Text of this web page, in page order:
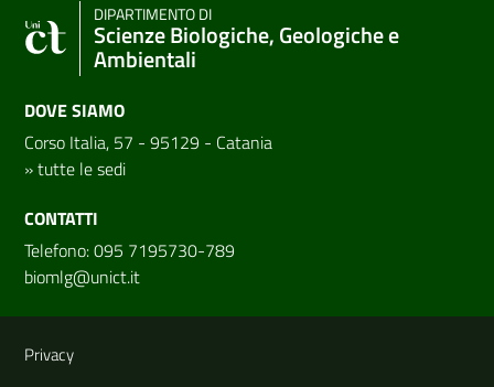
DIPARTIMENTO DI
Scienze Biologiche, Geologiche e
Ambientali
DOVE SIAMO
Corso Italia, 57 - 95129 - Catania
»tutte le sedi
CONTATTI
Telefono: 095 7195730-789
biomlg@unict.it
Link e informazioni utili
Privacy